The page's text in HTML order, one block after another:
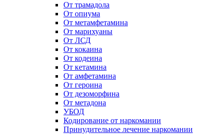
От трамадола
От опиума
От метамфетамина
От марихуаны
От ЛСД
От кокаина
От кодеина
От кетамина
От амфетамина
От героина
От дезоморфина
От метадона
УБОД
Кодирование от наркомании
Принудительное лечение наркомании